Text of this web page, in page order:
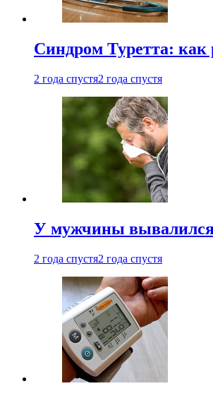
Синдром Туретта: как
2 года спустя2 года спустя
У мужчины
2 года спустя2 года спустя